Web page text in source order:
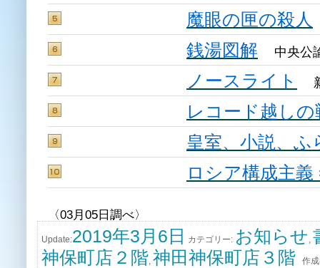
魔眼の匣の殺人
銭湯図解 中央公
ノースライト
レコード越しの
皇室、小説、
ロシア構成主
〈03月05日調べ〉
Update:2019年3月6日 カテゴリー: お知らせ
神保町店２階 神田神保町店３階 作